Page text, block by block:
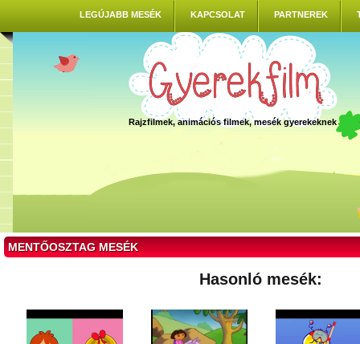
LEGÚJABB MESÉK KAPCSOLAT PARTNEREK
Rajzfilmek, animációs filmek, mesék gyerekeknek
MENTŐOSZTAG MESÉK
Hasonló mesék: